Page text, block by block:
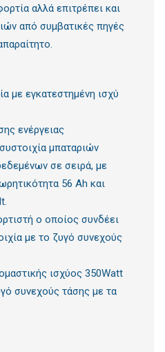
αλλά επιτρέπει και
από συμβατικές πηγές
με εγκατεστημένη ισχύ
ενέργειας
μπαταριών
σε σειρά, με
56 Ah και
ο οποίος συνδέει
με το ζυγό συνεχούς
ισχύος 350Watt
συνεχούς τάσης με τα